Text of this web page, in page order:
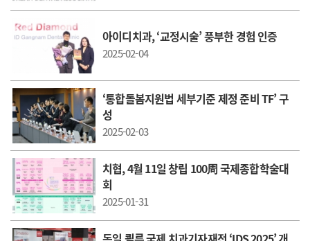
아이디치과, ‘교정시술’ 풍부한 경험 인증
2025-02-04
‘통합돌봄지원법 세부기준 제정 준비 TF’ 구
성
2025-02-03
치협, 4월 11일 창립 100周 국제종합학술대
회
2025-01-31